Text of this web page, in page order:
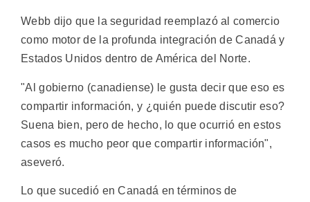
Webb dijo que la seguridad reemplazó al comercio
como motor de la profunda integración de Canadá y
Estados Unidos dentro de América del Norte.
"Al gobierno (canadiense) le gusta decir que eso es
compartir información, y ¿quién puede discutir eso?
Suena bien, pero de hecho, lo que ocurrió en estos
casos es mucho peor que compartir información",
aseveró.
Lo que sucedió en Canadá en términos de